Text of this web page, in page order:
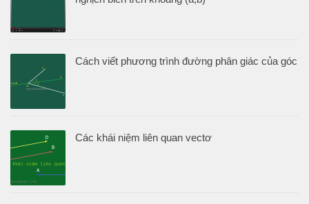
Cách viết phương trình đường phân giác của góc
Các khái niệm liên quan vectơ